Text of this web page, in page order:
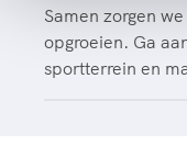
Samen zorgen
opgroeien. Ga
sportterrein en